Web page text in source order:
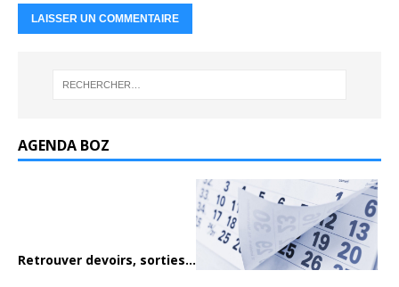
AGENDA BOZ
Retrouver devoirs, sorties...